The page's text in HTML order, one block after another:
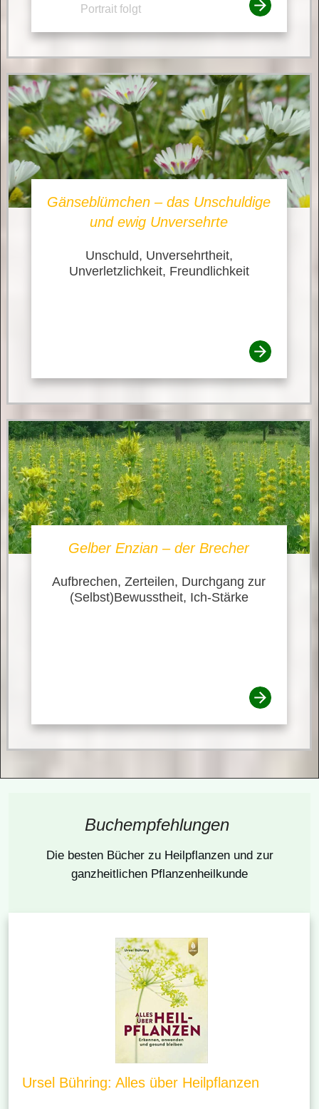
Portrait folgt
Gänseblümchen – das Unschuldige
und ewig Unversehrte
Unschuld, Unversehrtheit,
Unverletzlichkeit, Freundlichkeit
Gelber Enzian – der Brecher
Aufbrechen, Zerteilen, Durchgang zur
(Selbst)Bewusstheit, Ich-Stärke
Buchempfehlungen
Die besten Bücher zu Heilpflanzen und zur
ganzheitlichen Pflanzenheilkunde
Ursel Bühring: Alles über Heilpflanzen